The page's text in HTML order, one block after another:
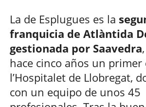
La de Esplugues es la
franquicia de Atlàntida
gestionada por Saavedra
hace cinco años un primer
l’Hospitalet de Llobregat,
con un equipo de unos 45